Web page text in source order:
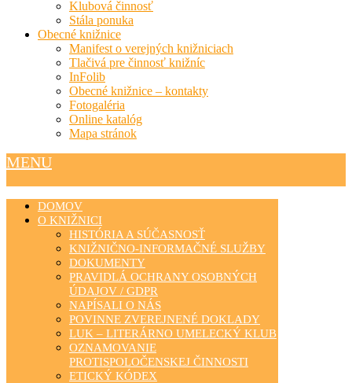
Klubová činnosť
Stála ponuka
Obecné knižnice
Manifest o verejných knižniciach
Tlačivá pre činnosť knižníc
InFolib
Obecné knižnice – kontakty
Fotogaléria
Online katalóg
Mapa stránok
MENU
DOMOV
O KNIŽNICI
HISTÓRIA A SÚČASNOSŤ
KNIŽNIČNO-INFORMAČNÉ SLUŽBY
DOKUMENTY
PRAVIDLÁ OCHRANY OSOBNÝCH
ÚDAJOV / GDPR
NAPÍSALI O NÁS
POVINNE ZVEREJNENÉ DOKLADY
LUK – LITERÁRNO UMELECKÝ KLUB
OZNAMOVANIE
PROTISPOLOČENSKEJ ČINNOSTI
ETICKÝ KÓDEX